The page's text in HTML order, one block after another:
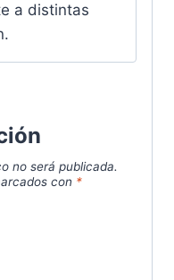
a distintas
no será publicada.
con *